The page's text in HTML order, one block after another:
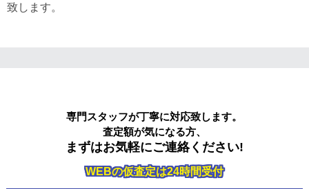
致します。
専門スタッフが丁寧に対応致します。
査定額が気になる方、
まずはお気軽にご連絡ください!
WEBの仮査定は24時間受付